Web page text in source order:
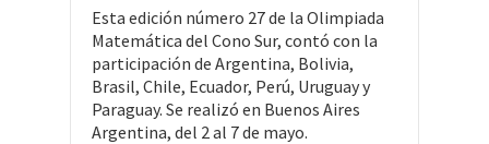
Esta edición número 27 de la Olimpiada
Matemática del Cono Sur, contó con la
participación de Argentina, Bolivia,
Brasil, Chile, Ecuador, Perú, Uruguay y
Paraguay. Se realizó en Buenos Aires
Argentina, del 2 al 7 de mayo.